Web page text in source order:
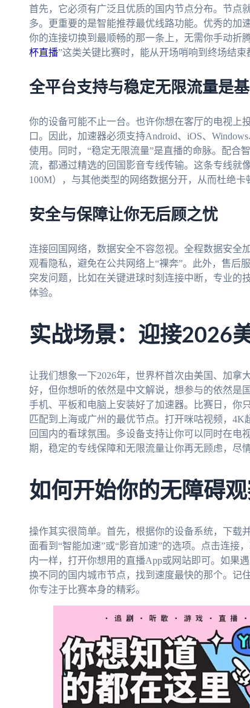
首先，它必须有广泛且优质的国内节点分布。节点
多。更重要的是智能推荐最优线路功能。优秀的加
你的连接切换到最顺畅的那一条上，无需你手动折
杯直播”这类关键比赛时，能从开场哨响到终场结束
全平台支持与稳定无限流量是
你的设备可能不止一台。也许你想在客厅的电视上
口。因此，加速器必须支持Android、iOS、
使用。同时，“稳定无限流量”是直播的命脉。配合
流，都通过精选的回国影音专线传输。这条专线就
100M），与其他类型的网络数据分开，从而杜绝卡
安全与保障让你无后顾之忧
连接回国网络，数据安全不容忽视。全程数据安全
观看隐私，避免在公共网络上“裸奔”。此外，售后
突发问题，比如在关键进球时刻连接中断，专业的
体验。
实战场景：迎接2026
让我们想象一下2026年，世界杯首次由美国、加拿
好，但你想听的依然是中文解说，想参与的依然是
手机、平板和电脑上安装好了加速器。比赛日，你
匹配到上海或广州的最优节点。打开咪咕视频，
回国内的看球氛围。多设备支持让你可以同时在电
期，稳定的专线保障和无限流量让你再无顾虑，尽
如何开始你的无障碍
操作其实很简单。首先，根据你的设备系统，下载
面看到“智能加速”或“影音加速”的选项。点击连接
内一样，打开你想用的直播App或网站即可。如果
换不同的国内城市节点，找到速度最快的那个。记
你专注于比赛本身的精彩。